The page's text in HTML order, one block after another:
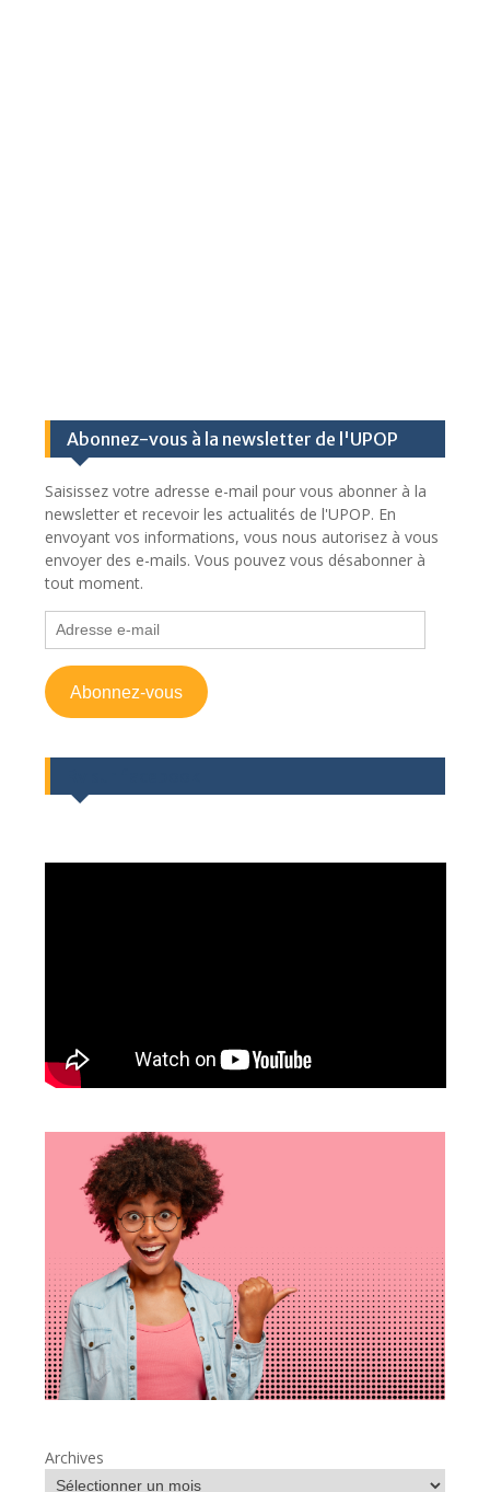
Abonnez-vous à la newsletter de l'UPOP
Saisissez votre adresse e-mail pour vous abonner à la
newsletter et recevoir les actualités de l'UPOP. En
envoyant vos informations, vous nous autorisez à vous
envoyer des e-mails. Vous pouvez vous désabonner à
tout moment.
Adresse
e-
mail
Abonnez-vous
Archives